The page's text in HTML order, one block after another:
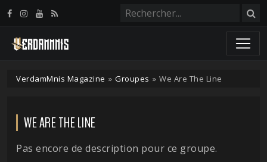
VerdamMnis Magazine » Groupes » We Are The Line
WE ARE THE LINE
Pas encore de description pour ce groupe.
Panneau de gestion des cookies